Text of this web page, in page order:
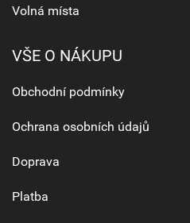
Volná místa
VŠE O NÁKUPU
Obchodní podmínky
Ochrana osobních údajů
Doprava
Platba